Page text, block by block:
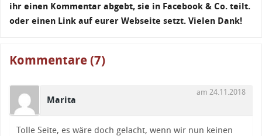
ihr einen Kommentar abgebt, sie in Facebook & Co. teilt.
oder einen Link auf eurer Webseite setzt. Vielen Dank!
Kommentare (7)
Marita
am 24.11.2018
Tolle Seite, es wäre doch gelacht, wenn wir nun keinen